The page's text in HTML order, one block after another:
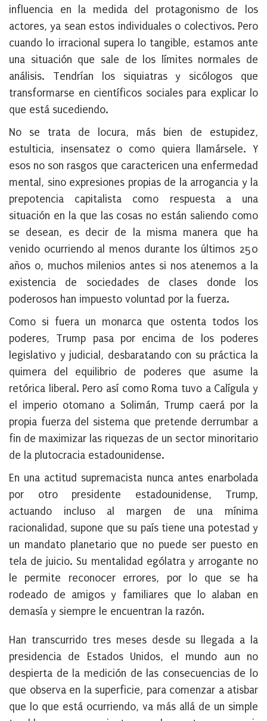
influencia en la medida del protagonismo de los
actores, ya sean estos individuales o colectivos. Pero
cuando lo irracional supera lo tangible, estamos ante
una situación que sale de los límites normales de
análisis. Tendrían los siquiatras y sicólogos que
transformarse en científicos sociales para explicar lo
que está sucediendo.
No se trata de locura, más bien de estupidez,
estulticia, insensatez o como quiera llamársele. Y
esos no son rasgos que caractericen una enfermedad
mental, sino expresiones propias de la arrogancia y la
prepotencia capitalista como respuesta a una
situación en la que las cosas no están saliendo como
se desean, es decir de la misma manera que ha
venido ocurriendo al menos durante los últimos 250
años o, muchos milenios antes si nos atenemos a la
existencia de sociedades de clases donde los
poderosos han impuesto voluntad por la fuerza.
Como si fuera un monarca que ostenta todos los
poderes, Trump pasa por encima de los poderes
legislativo y judicial, desbaratando con su práctica la
quimera del equilibrio de poderes que asume la
retórica liberal. Pero así como Roma tuvo a Calígula y
el imperio otomano a Solimán, Trump caerá por la
propia fuerza del sistema que pretende derrumbar a
fin de maximizar las riquezas de un sector minoritario
de la plutocracia estadounidense.
En una actitud supremacista nunca antes enarbolada
por otro presidente estadounidense, Trump,
actuando incluso al margen de una mínima
racionalidad, supone que su país tiene una potestad y
un mandato planetario que no puede ser puesto en
tela de juicio. Su mentalidad ególatra y arrogante no
le permite reconocer errores, por lo que se ha
rodeado de amigos y familiares que lo alaban en
demasía y siempre le encuentran la razón.
Han transcurrido tres meses desde su llegada a la
presidencia de Estados Unidos, el mundo aun no
despierta de la medición de las consecuencias de lo
que observa en la superficie, para comenzar a atisbar
que lo que está ocurriendo, va más allá de un simple